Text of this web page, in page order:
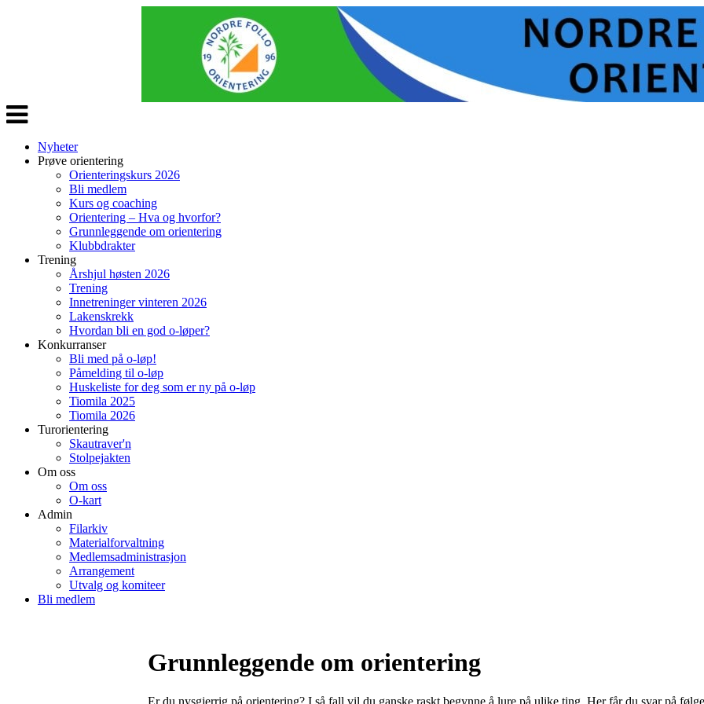
Veksle
navigasjon
Nyheter
Prøve orientering
Orienteringskurs 2026
Bli medlem
Kurs og coaching
Orientering – Hva og hvorfor?
Grunnleggende om orientering
Klubbdrakter
Trening
Årshjul høsten 2026
Trening
Innetreninger vinteren 2026
Lakenskrekk
Hvordan bli en god o-løper?
Konkurranser
Bli med på o-løp!
Påmelding til o-løp
Huskeliste for deg som er ny på o-løp
Tiomila 2025
Tiomila 2026
Turorientering
Skautraver'n
Stolpejakten
Om oss
Om oss
O-kart
Admin
Filarkiv
Materialforvaltning
Medlemsadministrasjon
Arrangement
Utvalg og komiteer
Bli medlem
Grunnleggende om orientering
Er du nysgjerrig på orientering? I så fall vil du ganske raskt begynne å lure på ulike ting. Her får du svar på